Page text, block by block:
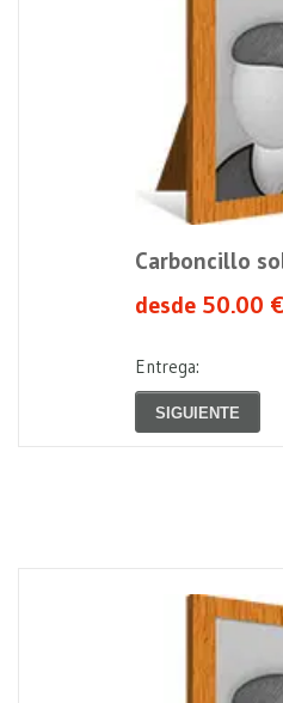
Carboncillo
desde 50.00
Entrega:
SIGUIENTE